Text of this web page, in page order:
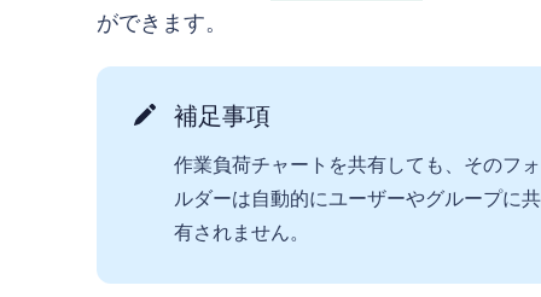
ができます。
補足事項
作業負荷チャートを共有しても、そのフォ
ルダーは自動的にユーザーやグループに共
有されません。